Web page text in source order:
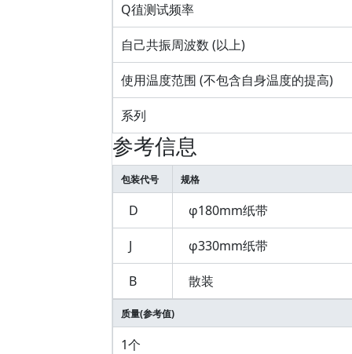
Q徝测试频率
自己共振周波数 (以上)
使用温度范围 (不包含自身温度的提高)
系列
参考信息
包装代号 规格
D φ180mm纸带
J φ330mm纸带
B 散装
质量(参考值)
1个